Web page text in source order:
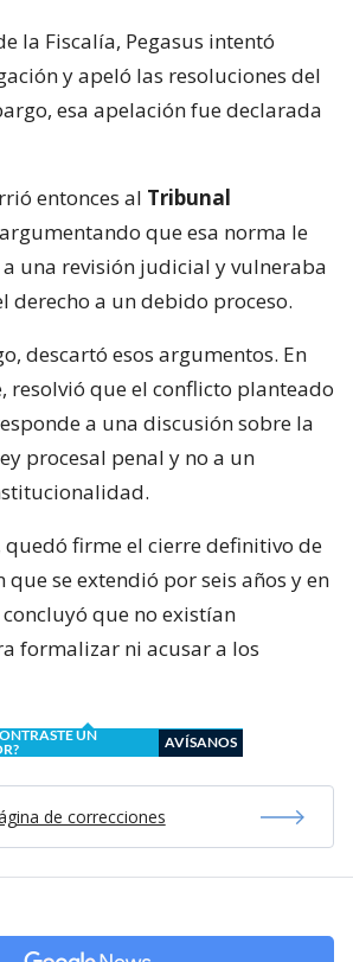
la Fiscalía, Pegasus intentó
y apeló las resoluciones del
esa apelación fue declarada
entonces al Tribunal
que esa norma le
una revisión judicial y vulneraba
derecho a un debido proceso.
descartó esos argumentos. En
resolvió que el conflicto planteado
a una discusión sobre la
procesal penal y no a un
quedó firme el cierre definitivo de
que se extendió por seis años y en
que no existían
formalizar ni acusar a los
UN
AVÍSANOS
de correcciones